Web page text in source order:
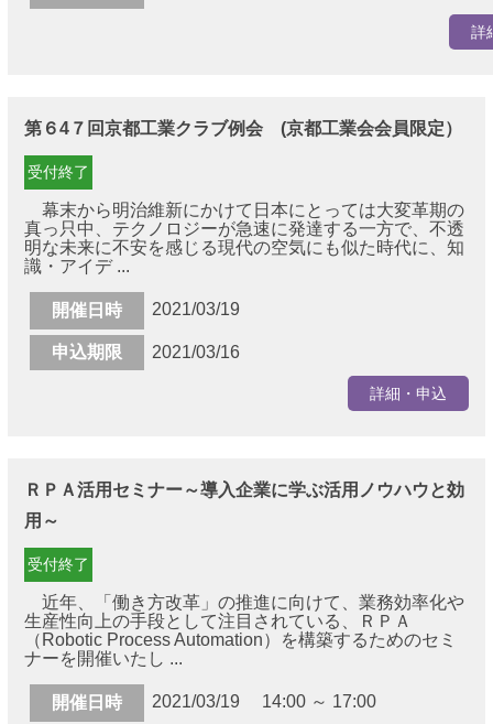
詳
第６4７回京都工業クラブ例会 (京都工業会会員限定）
受付終了
幕末から明治維新にかけて日本にとっては大変革期の
真っ只中、テクノロジーが急速に発達する一方で、不透
明な未来に不安を感じる現代の空気にも似た時代に、知
識・アイデ ...
開催日時 2021/03/19
申込期限 2021/03/16
詳細・申込
ＲＰＡ活用セミナー～導入企業に学ぶ活用ノウハウと効
用～
受付終了
近年、「働き方改革」の推進に向けて、業務効率化や
生産性向上の手段として注目されている、ＲＰＡ
（Robotic Process Automation）を構築するためのセミ
ナーを開催いたし ...
開催日時 2021/03/19 14:00 ～ 17:00